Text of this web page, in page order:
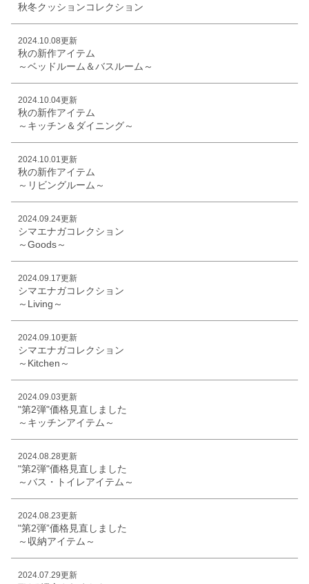
秋冬クッションコレクション
2024.10.08更新
秋の新作アイテム
～ベッドルーム＆バスルーム～
2024.10.04更新
秋の新作アイテム
～キッチン＆ダイニング～
2024.10.01更新
秋の新作アイテム
～リビングルーム～
2024.09.24更新
シマエナガコレクション
～Goods～
2024.09.17更新
シマエナガコレクション
～Living～
2024.09.10更新
シマエナガコレクション
～Kitchen～
2024.09.03更新
"第2弾"価格見直しました
～キッチンアイテム～
2024.08.28更新
"第2弾"価格見直しました
～バス・トイレアイテム～
2024.08.23更新
"第2弾”価格見直しました
～収納アイテム～
2024.07.29更新